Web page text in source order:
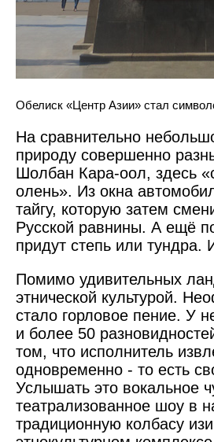
Обелиск «Центр Азии» стал
На сравнительно
природу совершенно
Шолбан Кара-оол, здесь
олень». Из окна
тайгу, которую затем
Русской равнины. А ещё
придут степь или тундра.
Помимо удивительных
этнической культурой.
стало горловое пение. У
и более 50
том, что исполнитель
одновременно - то есть
Услышать это вокальное
театрализованное шоу в
традиционную колбасу